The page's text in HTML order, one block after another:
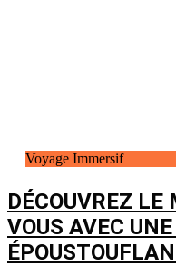
Voyage Immersif
DÉCOUVREZ LE
VOUS AVEC